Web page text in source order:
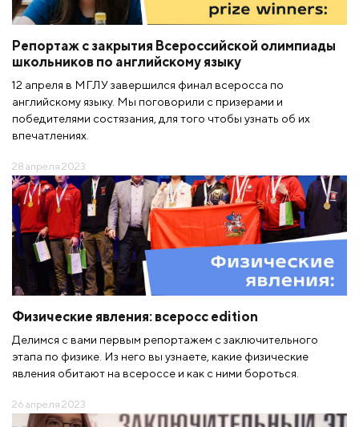
Репортаж с закрытия Всероссийской олимпиады
школьников по английскому языку
12 апреля в МГЛУ завершился финал всеросса по
английскому языку. Мы поговорили с призерами и
победителями состязания, для того чтобы узнать об их
впечатлениях.
28 апреля 2023
Физические явления: всеросс edition
Делимся с вами первым репортажем с заключительного
этапа по физике. Из него вы узнаете, какие физические
явления обитают на всероссе и как с ними бороться.
26 апреля 2023